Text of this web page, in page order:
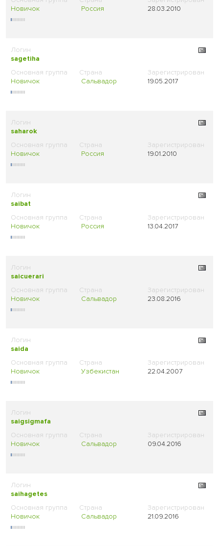
Новичок Россия 28.03.2010
sagetiha
Новичок Сальвадор 19.05.2017
saharok
Новичок Россия 19.01.2010
saibat
Новичок Россия 13.04.2017
saicuerari
Новичок Сальвадор 23.08.2016
saida
Новичок Узбекистан 22.04.2007
saigsigmafa
Новичок Сальвадор 09.04.2016
saihagetes
Новичок Сальвадор 21.09.2016